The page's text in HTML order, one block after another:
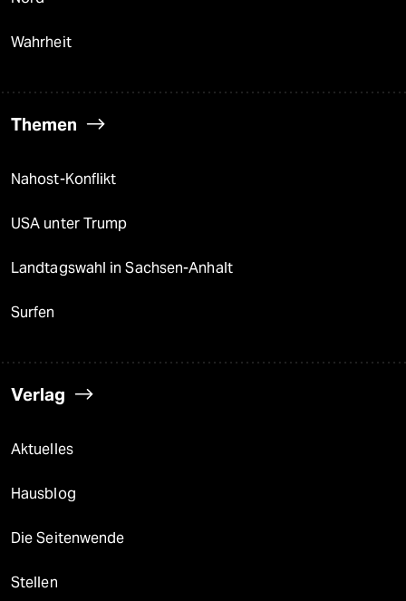
Wahrheit
Themen
Nahost-Konflikt
USA unter Trump
Landtagswahl in Sachsen-Anhalt
Surfen
Verlag
Aktuelles
Hausblog
Die Seitenwende
Stellen